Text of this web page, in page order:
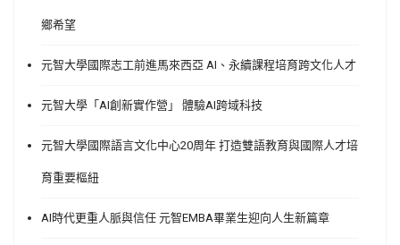
鄉希望
元智大學國際志工前進馬來西亞 AI、永續課程培育跨文化人才
元智大學「AI創新實作營」 體驗AI跨域科技
元智大學國際語言文化中心20周年 打造雙語教育與國際人才培
育重要樞紐
AI時代更重人脈與信任 元智EMBA畢業生迎向人生新篇章